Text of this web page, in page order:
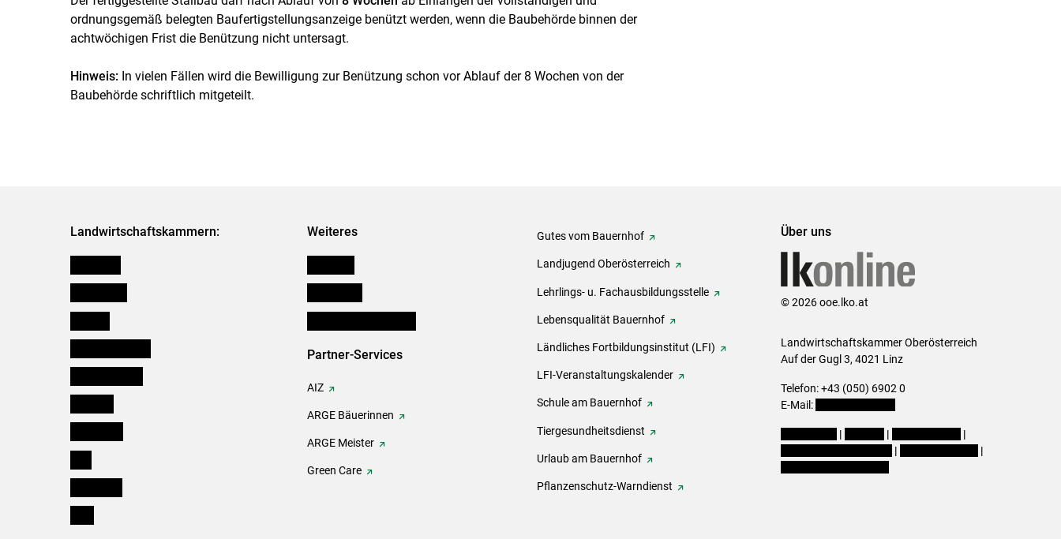
ordnungsgemäß belegten Baufertigstellungsanzeige benützt werden, wenn die Baubehörde binnen der
achtwöchigen Frist die Benützung nicht untersagt.
Hinweis: In vielen Fällen wird die Bewilligung zur Benützung schon vor Ablauf der 8 Wochen von der
Baubehörde schriftlich mitgeteilt.
Landwirtschaftskammern: Weiteres
Partner-Services
AIZ
ARGE Bäuerinnen
ARGE Meister
Green Care
Gutes vom Bauernhof
Landjugend Oberösterreich
Lehrlings- u. Fachausbildungsstelle
Lebensqualität Bauernhof
Ländliches Fortbildungsinstitut (LFI)
LFI-Veranstaltungskalender
Schule am Bauernhof
Tiergesundheitsdienst
Urlaub am Bauernhof
Pflanzenschutz-Warndienst
Über uns
© 2026 ooe.lko.at
Landwirtschaftskammer Oberösterreich
Auf der Gugl 3, 4021 Linz
Telefon: +43 (050) 6902 0
E-Mail:
| |
|
|
|